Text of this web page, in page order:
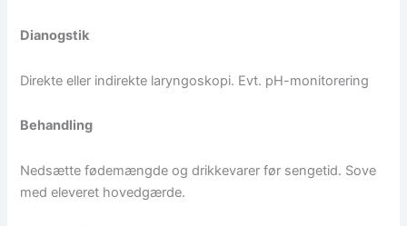
Dianogstik
Direkte eller indirekte laryngoskopi. Evt. pH-monitorering
Behandling
Nedsætte fødemængde og drikkevarer før sengetid. Sove
med eleveret hovedgærde.